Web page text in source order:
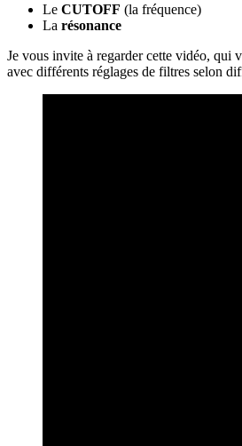
Le CUTOFF (la fréquence)
La résonance
Je vous invite à regarder cette vidéo, qui
avec différents réglages de filtres selon